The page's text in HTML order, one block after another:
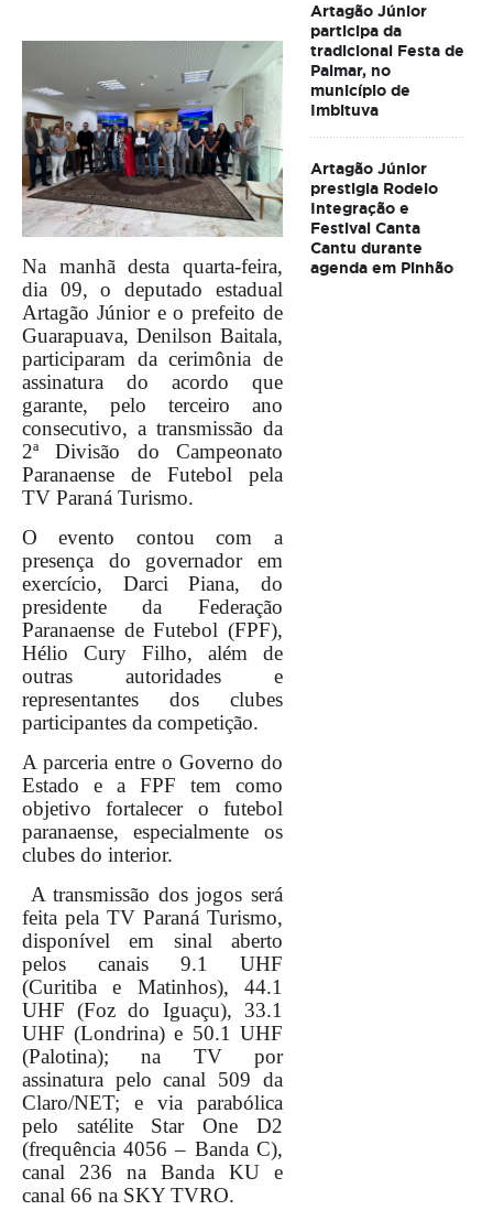
Na manhã desta quarta-feira,
dia 09, o deputado estadual
Artagão Júnior e o prefeito de
Guarapuava, Denilson Baitala,
participaram da cerimônia de
assinatura do acordo que
garante, pelo terceiro ano
consecutivo, a transmissão da
2ª Divisão do Campeonato
Paranaense de Futebol pela
TV Paraná Turismo.
O evento contou com a
presença do governador em
exercício, Darci Piana, do
presidente da Federação
Paranaense de Futebol (FPF),
Hélio Cury Filho, além de
outras autoridades e
representantes dos clubes
participantes da competição.
A parceria entre o Governo do
Estado e a FPF tem como
objetivo fortalecer o futebol
paranaense, especialmente os
clubes do interior.
A transmissão dos jogos será
feita pela TV Paraná Turismo,
disponível em sinal aberto
pelos canais 9.1 UHF
(Curitiba e Matinhos), 44.1
UHF (Foz do Iguaçu), 33.1
UHF (Londrina) e 50.1 UHF
(Palotina); na TV por
assinatura pelo canal 509 da
Claro/NET; e via parabólica
pelo satélite Star One D2
(frequência 4056 – Banda C),
canal 236 na Banda KU e
canal 66 na SKY TVRO.
Artagão Júnior
participa da
tradicional Festa de
Palmar, no
município de
Imbituva
Artagão Júnior
prestigia Rodeio
Integração e
Festival Canta
Cantu durante
agenda em Pinhão